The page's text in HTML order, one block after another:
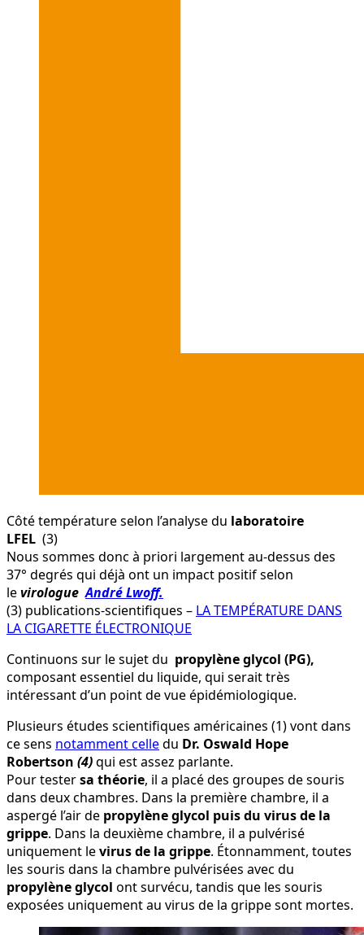
Côté température selon l’analyse du laboratoire
LFEL (3)
Nous sommes donc à priori largement au-dessus des
37° degrés qui déjà ont un impact positif selon
levirologue André Lwoff.
(3) publications-scientifiques – LA TEMPÉRATURE DANS
LA CIGARETTE ÉLECTRONIQUE
Continuons sur le sujet du propylène glycol (PG),
composant essentiel du liquide, qui serait très
intéressant d’un point de vue épidémiologique.
Plusieurs études scientifiques américaines (1) vont dans
ce sens notamment celledu Dr. Oswald Hope
Robertson (4)qui est assez parlante.
Pour testersa théorie, il a placé des groupes de souris
dans deux chambres. Dans la première chambre, il a
aspergé l’air de propylène glycol puis du virus de la
grippe. Dans la deuxième chambre, il a pulvérisé
uniquement levirus de la grippe. Étonnamment, toutes
les souris dans la chambre pulvérisées avec du
propylène glycol ont survécu, tandis que les souris
exposées uniquement au virus de la grippe sont mortes.